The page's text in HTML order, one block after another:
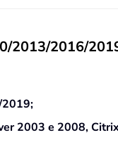
2013/2016/
2003 e 2008,